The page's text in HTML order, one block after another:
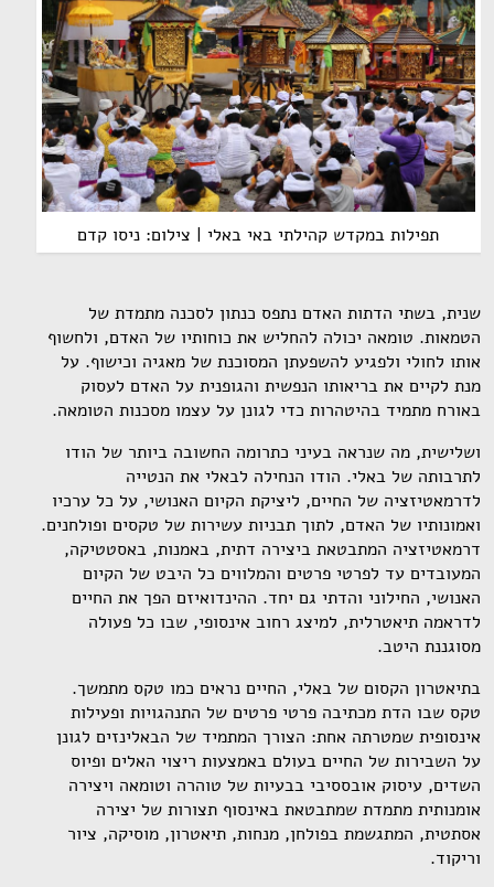
תפילות במקדש קהילתי באי באלי | צילום: ניסו קדם
שנית, בשתי הדתות האדם נתפס כנתון לסכנה מתמדת של
הטמאות. טומאה יכולה להחליש את כוחותיו של האדם, ולחשוף
אותו לחולי ולפגיע להשפעתן המסוכנת של מאגיה וכישוף. על
מנת לקיים את בריאותו הנפשית והגופנית על האדם לעסוק
באורח מתמיד בהיטהרות כדי לגונן על עצמו מסכנות הטומאה.
ושלישית, מה שנראה בעיני כתרומה החשובה ביותר של הודו
לתרבותה של באלי. הודו הנחילה לבאלי את הנטייה
לדרמאטיזציה של החיים, ליציקת הקיום האנושי, על כל ערכיו
ואמונותיו של האדם, לתוך תבניות עשירות של טקסים ופולחנים.
דרמאטיזציה המתבטאת ביצירה דתית, באמנות, באסטטיקה,
המעובדים עד לפרטי פרטים והמלווים כל היבט של הקיום
האנושי, החילוני והדתי גם יחד. ההינדואיזם הפך את החיים
לדראמה תיאטרלית, למיצג רחוב אינסופי, שבו כל פעולה
מסוגננת היטב.
בתיאטרון הקסום של באלי, החיים נראים כמו טקס מתמשך.
טקס שבו הדת מכתיבה פרטי פרטים של התנהגויות ופעילות
אינסופית שמטרתה אחת: הצורך המתמיד של הבאלינזים לגונן
על השבירות של החיים בעולם באמצעות ריצוי האלים ופיוס
השדים, עיסוק אובססיבי בבעיות של טוהרה וטומאה ויצירה
אומנותית מתמדת שמתבטאת באינסוף תצורות של יצירה
אסתטית, המתגשמת בפולחן, מנחות, תיאטרון, מוסיקה, ציור
וריקוד.